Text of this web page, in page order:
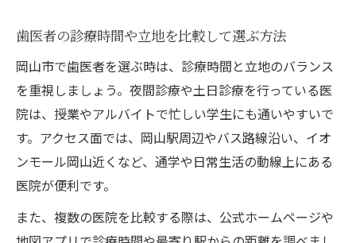
歯医者の診療時間や立地を比較して選ぶ方法
岡山市で歯医者を選ぶ時は、診療時間と立地のバランス
を重視しましょう。夜間診療や土日診療を行っている医
院は、授業やアルバイトで忙しい学生にも通いやすいで
す。アクセス面では、岡山駅周辺やバス路線沿い、イオ
ンモール岡山近くなど、通学や日常生活の動線上にある
医院が便利です。
また、複数の医院を比較する際は、公式ホームページや